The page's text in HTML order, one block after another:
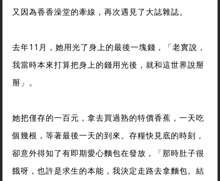
又因為香香澡堂的牽線，再次遇見了大誌雜誌。
去年11月，她用光了身上的最後一塊錢，「老實說，
我當時本來打算把身上的錢用光後，就和這世界說掰
掰」。
她把僅存的一百元，拿去買過熟的特價香蕉，一天吃
個幾根，等著最後一天的到來。存糧快見底的時刻，
卻意外得知了有即期愛心麵包在發放，「那時肚子很
餓呀，也許是求生的本能，我決定走路去拿麵包。結